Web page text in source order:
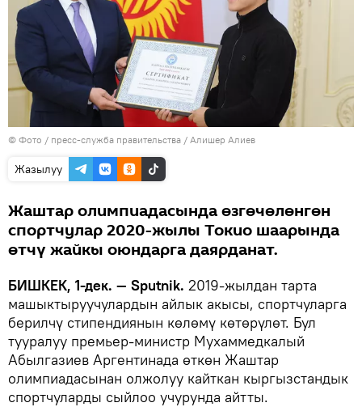
© Фото / пресс-служба правительства / Алишер Алиев
Жазылуу
Жаштар олимпиадасында өзгөчөлөнгөн
спортчулар 2020-жылы Токио шаарында
өтчү жайкы оюндарга даярданат.
БИШКЕК, 1-дек. — Sputnik. 2019-жылдан тарта
машыктыруучулардын айлык акысы, спортчуларга
берилчү стипендиянын көлөмү көтөрүлөт. Бул
тууралуу премьер-министр Мухаммедкалый
Абылгазиев Аргентинада өткөн Жаштар
олимпиадасынан олжолуу кайткан кыргызстандык
спортчуларды сыйлоо учурунда айтты.